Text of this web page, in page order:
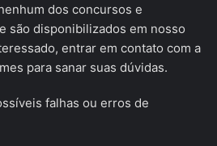
dos concursos e
são disponibilizados em nosso
entrar em contato com a
para sanar suas dúvidas.
falhas ou erros de